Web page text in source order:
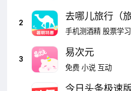
2
去哪儿旅行（
价助手）
手机测酒精 股票学习
3
易次元
免费 小说 互动
今日头条极速